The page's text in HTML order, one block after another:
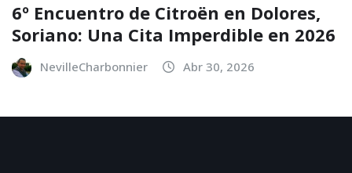
6º Encuentro de Citroën en Dolores,
Soriano: Una Cita Imperdible en 2026
NevilleCharbonnier Abr 30, 2026